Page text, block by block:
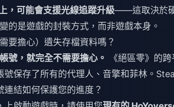
，可能會支援光線追蹤升級——這取決於硬
的是遊戲的封裝方式，而非遊戲本身。
要擔心）遺失存檔資料嗎？
號，就完全不需要擔心。
《絕區零》的
號保存了所有的代理人、音擎和菲林。
連結如何保護您的進度？